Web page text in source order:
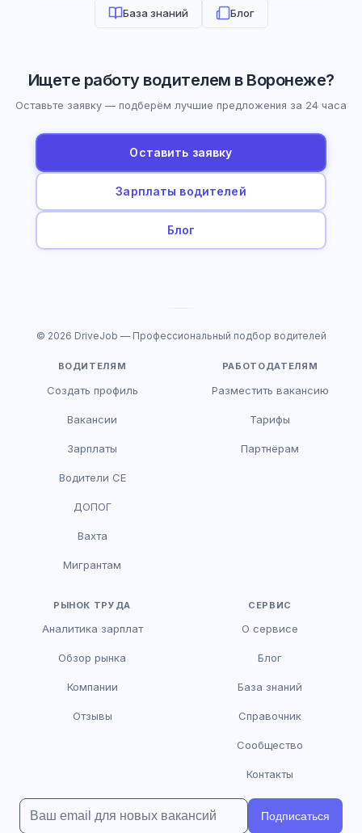
База знаний Блог
Ищете работу водителем в Воронеже?
Оставьте заявку — подберём лучшие предложения за 24 часа
Оставить заявку
Зарплаты водителей
Блог
© 2026 DriveJob — Профессиональный подбор водителей
ВОДИТЕЛЯМ
Создать профиль
Вакансии
Зарплаты
Водители CE
ДОПОГ
Вахта
Мигрантам
РАБОТОДАТЕЛЯМ
Разместить вакансию
Тарифы
Партнёрам
РЫНОК ТРУДА
Аналитика зарплат
Обзор рынка
Компании
Отзывы
СЕРВИС
О сервисе
Блог
База знаний
Справочник
Сообщество
Контакты
Подписаться
HR-консультант
Здравствуйте! Я AI-консультант DriveJob.
помочь?